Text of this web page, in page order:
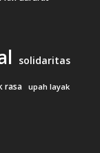
solidaritas
rasa upah layak